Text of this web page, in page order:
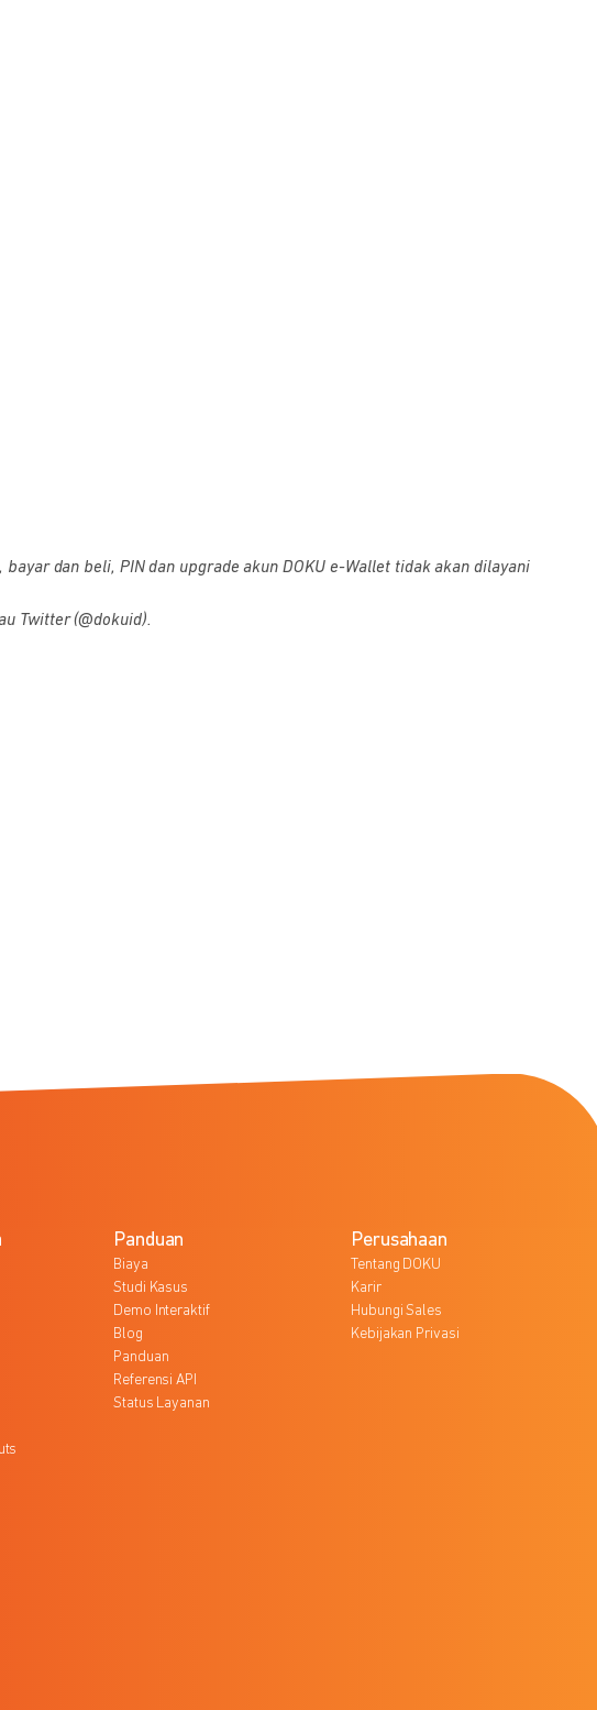
dan beli, PIN dan upgrade akun DOKU e-Wallet tidak akan dilayani
Twitter (@dokuid).
Panduan
Biaya
Studi Kasus
Demo Interaktif
Blog
Panduan
Referensi API
Status Layanan
Perusahaan
Tentang DOKU
Karir
Hubungi Sales
Kebijakan Privasi